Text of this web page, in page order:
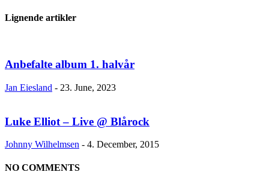
Lignende artikler
Anbefalte album 1. halvår
Jan Eiesland - 23. June, 2023
Luke Elliot – Live @ Blårock
Johnny Wilhelmsen - 4. December, 2015
NO COMMENTS